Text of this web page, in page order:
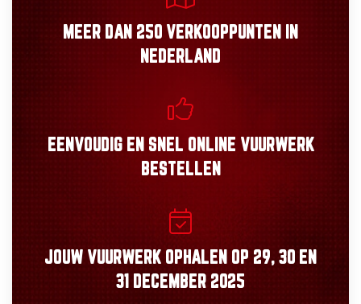
MEER DAN 250 VERKOOPPUNTEN
IN
NEDERLAND
EENVOUDIGEN SNEL ONLINE VUURWERK
BESTELLEN
JOUW VUURWERK OPHALEN OP 29, 30 EN
31 DECEMBER 2025